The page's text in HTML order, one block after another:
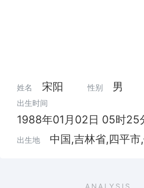
姓名 宋阳 性别 男
出生时间
1988年01月02日 05时25
出生地 中国,吉林省,四平市